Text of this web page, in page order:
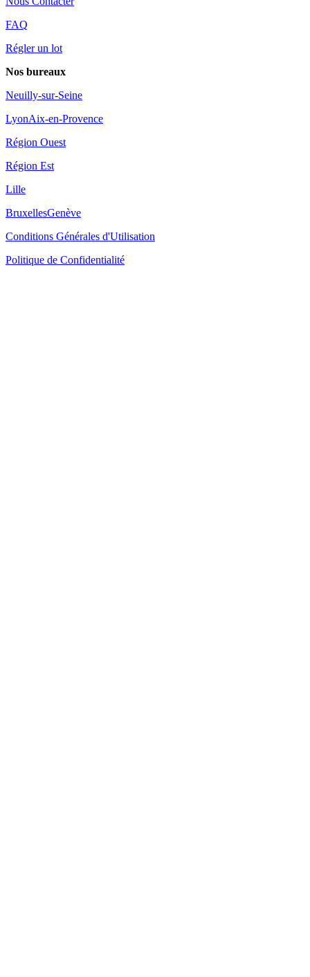
FAQ
Régler un lot
Nos bureaux
Neuilly-sur-Seine
LyonAix-en-Provence
Région Ouest
Région Est
Lille
BruxellesGenève
Conditions Générales d'Utilisation
Politique de Confidentialité